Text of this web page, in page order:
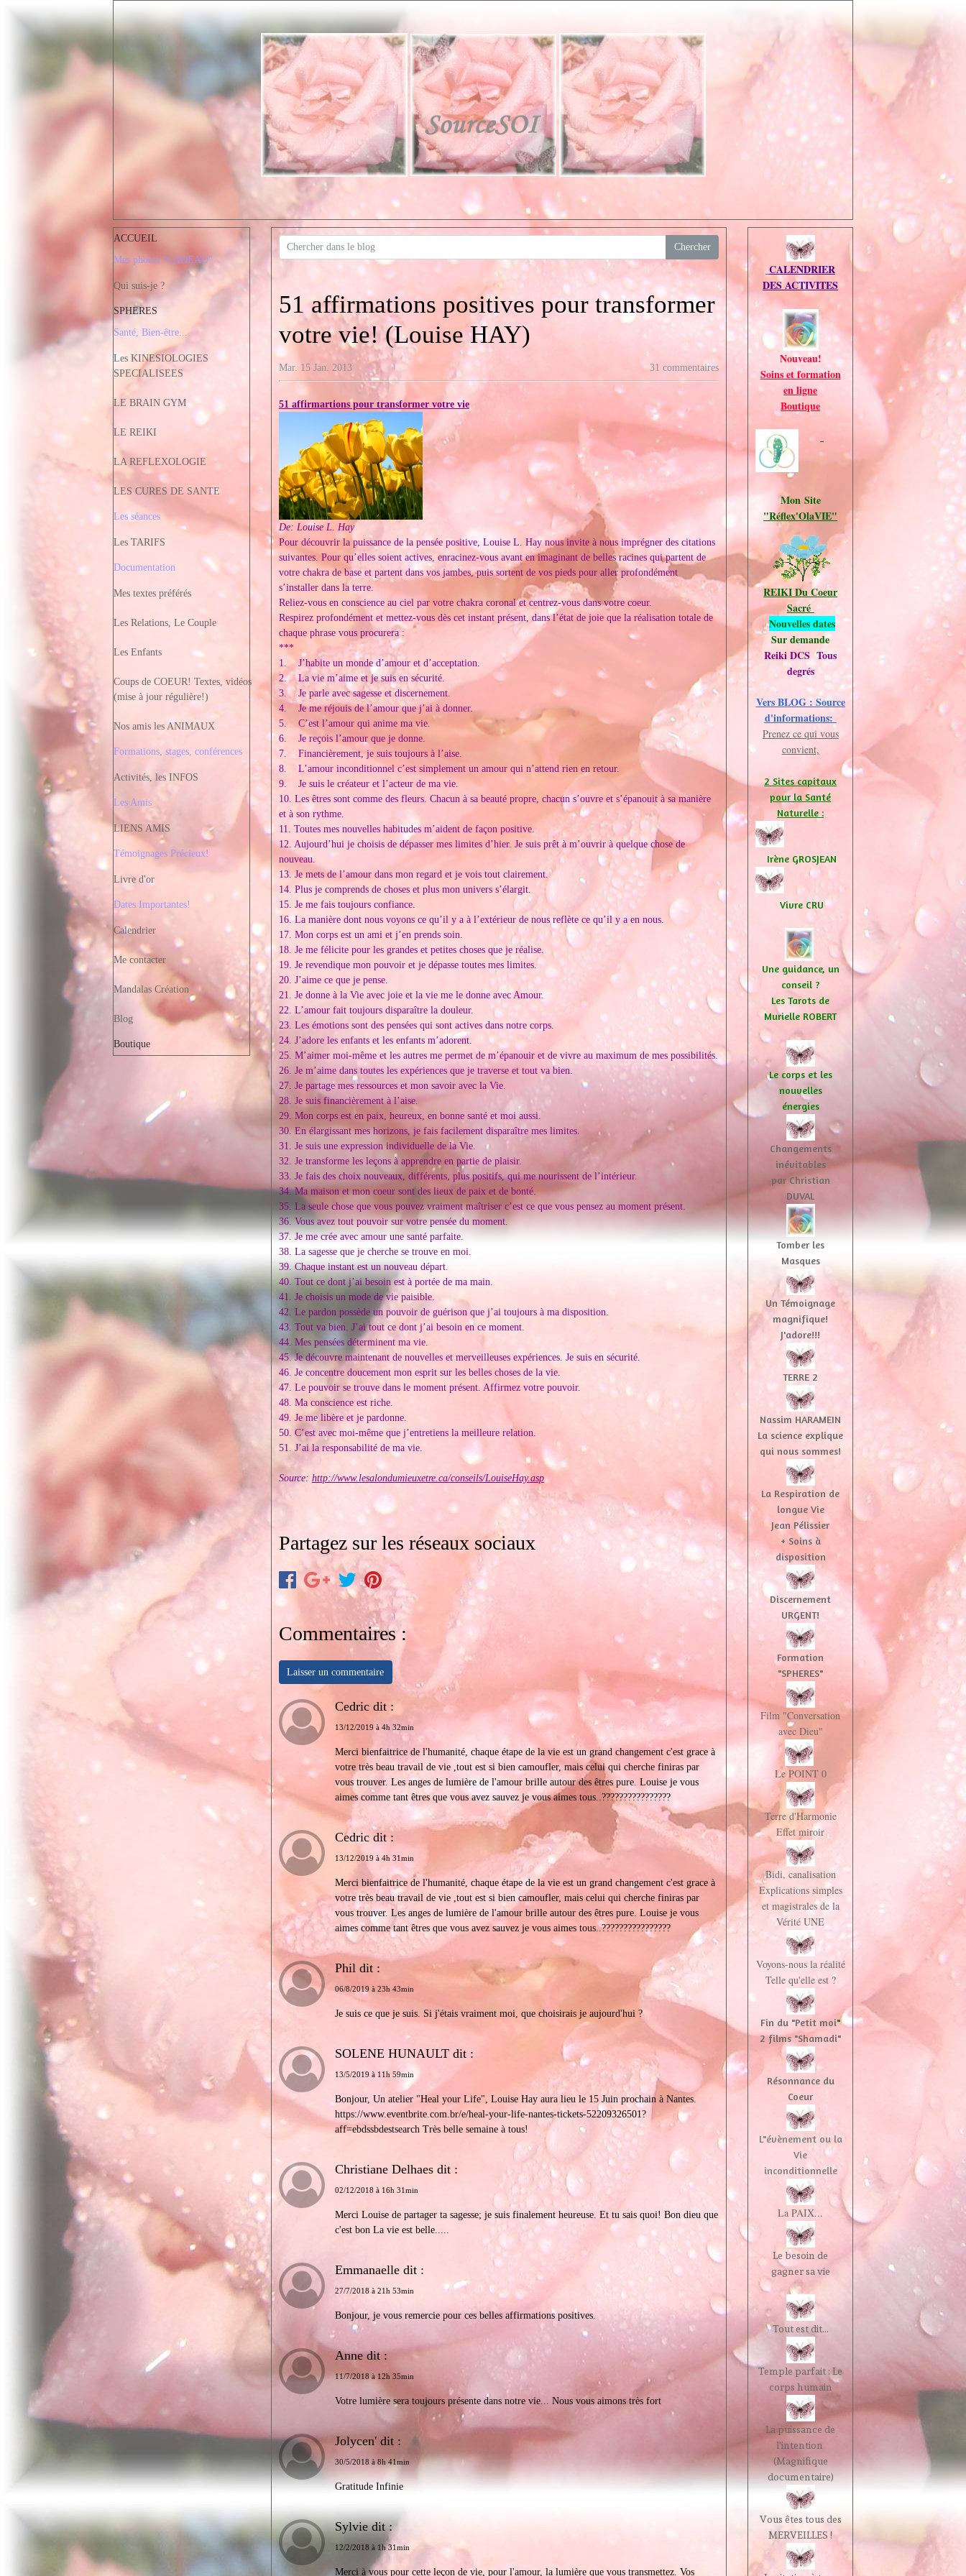
ACCUEIL
Mes photos "CADEAU"
Qui suis-je ?
SPHERES
Santé, Bien-être...
Les KINESIOLOGIES
SPECIALISEES
LE BRAIN GYM
LE REIKI
LA REFLEXOLOGIE
LES CURES DE SANTE
Les séances
Les TARIFS
Documentation
Mes textes préférés
Les Relations, Le Couple
Les Enfants
Coups de COEUR! Textes, vidéos
(mise à jour régulière!)
Nos amis les ANIMAUX
Formations, stages, conférences
Activités, les INFOS
Les Amis
LIENS AMIS
Témoignages Précieux!
Livre d'or
Dates Importantes!
Calendrier
Me contacter
Mandalas Création
Blog
Boutique
51 affirmations positives pour transformer
votre vie! (Louise HAY)
Mar. 15 Jan. 2013 31 commentaires
51 affirmartions pour transformer votre vie
De: Louise L. Hay
Pour découvrir la puissance de la pensée positive, Louise L. Hay nous invite à nous imprégner des citations
suivantes. Pour qu’elles soient actives, enracinez-vous avant en imaginant de belles racines qui partent de
votre chakra de base et partent dans vos jambes, puis sortent de vos pieds pour aller profondément
s’installer dans la terre.
Reliez-vous en conscience au ciel par votre chakra coronal et centrez-vous dans votre coeur.
Respirez profondément et mettez-vous dès cet instant présent, dans l’état de joie que la réalisation totale de
chaque phrase vous procurera :
***
1. J’habite un monde d’amour et d’acceptation.
2. La vie m’aime et je suis en sécurité.
3. Je parle avec sagesse et discernement.
4. Je me réjouis de l’amour que j’ai à donner.
5. C’est l’amour qui anime ma vie.
6. Je reçois l’amour que je donne.
7. Financièrement, je suis toujours à l’aise.
8. L’amour inconditionnel c’est simplement un amour qui n’attend rien en retour.
9. Je suis le créateur et l’acteur de ma vie.
10. Les êtres sont comme des fleurs. Chacun à sa beauté propre, chacun s’ouvre et s’épanouit à sa manière
et à son rythme.
11. Toutes mes nouvelles habitudes m’aident de façon positive.
12. Aujourd’hui je choisis de dépasser mes limites d’hier. Je suis prêt à m’ouvrir à quelque chose de
nouveau.
13. Je mets de l’amour dans mon regard et je vois tout clairement.
14. Plus je comprends de choses et plus mon univers s’élargit.
15. Je me fais toujours confiance.
16. La manière dont nous voyons ce qu’il y a à l’extérieur de nous reflète ce qu’il y a en nous.
17. Mon corps est un ami et j’en prends soin.
18. Je me félicite pour les grandes et petites choses que je réalise.
19. Je revendique mon pouvoir et je dépasse toutes mes limites.
20. J’aime ce que je pense.
21. Je donne à la Vie avec joie et la vie me le donne avec Amour.
22. L’amour fait toujours disparaître la douleur.
23. Les émotions sont des pensées qui sont actives dans notre corps.
24. J’adore les enfants et les enfants m’adorent.
25. M’aimer moi-même et les autres me permet de m’épanouir et de vivre au maximum de mes possibilités.
26. Je m’aime dans toutes les expériences que je traverse et tout va bien.
27. Je partage mes ressources et mon savoir avec la Vie.
28. Je suis financièrement à l’aise.
29. Mon corps est en paix, heureux, en bonne santé et moi aussi.
30. En élargissant mes horizons, je fais facilement disparaître mes limites.
31. Je suis une expression individuelle de la Vie.
32. Je transforme les leçons à apprendre en partie de plaisir.
33. Je fais des choix nouveaux, différents, plus positifs, qui me nourissent de l’intérieur.
34. Ma maison et mon coeur sont des lieux de paix et de bonté.
35. La seule chose que vous pouvez vraiment maîtriser c’est ce que vous pensez au moment présent.
36. Vous avez tout pouvoir sur votre pensée du moment.
37. Je me crée avec amour une santé parfaite.
38. La sagesse que je cherche se trouve en moi.
39. Chaque instant est un nouveau départ.
40. Tout ce dont j’ai besoin est à portée de ma main.
41. Je choisis un mode de vie paisible.
42. Le pardon possède un pouvoir de guérison que j’ai toujours à ma disposition.
43. Tout va bien. J’ai tout ce dont j’ai besoin en ce moment.
44. Mes pensées déterminent ma vie.
45. Je découvre maintenant de nouvelles et merveilleuses expériences. Je suis en sécurité.
46. Je concentre doucement mon esprit sur les belles choses de la vie.
47. Le pouvoir se trouve dans le moment présent. Affirmez votre pouvoir.
48. Ma conscience est riche.
49. Je me libère et je pardonne.
50. C’est avec moi-même que j’entretiens la meilleure relation.
51. J’ai la responsabilité de ma vie.
Source: http://www.lesalondumieuxetre.ca/conseils/LouiseHay.asp
Partagez sur les réseaux sociaux
Commentaires :
Laisser un commentaire
Cedric dit :
13/12/2019 à 4h 32min
Merci bienfaitrice de l'humanité, chaque étape de la vie est un grand changement c'est grace à
votre très beau travail de vie ,tout est si bien camoufler, mais celui qui cherche finiras par
vous trouver. Les anges de lumière de l'amour brille autour des êtres pure. Louise je vous
aimes comme tant êtres que vous avez sauvez je vous aimes tous..????????????????
Cedric dit :
13/12/2019 à 4h 31min
Merci bienfaitrice de l'humanité, chaque étape de la vie est un grand changement c'est grace à
votre très beau travail de vie ,tout est si bien camoufler, mais celui qui cherche finiras par
vous trouver. Les anges de lumière de l'amour brille autour des êtres pure. Louise je vous
aimes comme tant êtres que vous avez sauvez je vous aimes tous..????????????????
Phil dit :
06/8/2019 à 23h 43min
Je suis ce que je suis. Si j'étais vraiment moi, que choisirais je aujourd'hui ?
SOLENE HUNAULT dit :
13/5/2019 à 11h 59min
Bonjour, Un atelier "Heal your Life", Louise Hay aura lieu le 15 Juin prochain à Nantes.
https://www.eventbrite.com.br/e/heal-your-life-nantes-tickets-52209326501?
aff=ebdssbdestsearch Très belle semaine à tous!
Christiane Delhaes dit :
02/12/2018 à 16h 31min
Merci Louise de partager ta sagesse; je suis finalement heureuse. Et tu sais quoi! Bon dieu que
c'est bon La vie est belle.....
Emmanaelle dit :
27/7/2018 à 21h 53min
Bonjour, je vous remercie pour ces belles affirmations positives.
Anne dit :
11/7/2018 à 12h 35min
Votre lumière sera toujours présente dans notre vie... Nous vous aimons très fort
Jolycen' dit :
30/5/2018 à 8h 41min
Gratitude Infinie
Sylvie dit :
12/2/2018 à 1h 31min
Merci à vous pour cette leçon de vie, pour l'amour, la lumière que vous transmettez. Vos
CALENDRIER
DES ACTIVITES
Nouveau!
Soins et formation
en ligne
Boutique
Mon Site
"Réflex'OlaVIE"
REIKI Du Coeur
Sacré
Nouvelles dates
Sur demande
Reiki DCS Tous
degrés
Vers BLOG : Source
d'informations:
Prenez ce qui vous
convient,
2 Sites capitaux
pour la Santé
Naturelle :
Irène GROSJEAN
Vivre CRU
Une guidance, un
conseil ?
Les Tarots de
Murielle ROBERT
Le corps et les
nouvelles
énergies
Changements
inévitables
par Christian
DUVAL
Tomber les
Masques
Un Témoignage
magnifique!
J'adore!!!
TERRE 2
Nassim HARAMEIN
La science explique
qui nous sommes!
La Respiration de
longue Vie
Jean Pélissier
+ Soins à
disposition
Discernement
URGENT!
Formation
"SPHERES"
Film "Conversation
avec Dieu"
Le POINT 0
Terre d'Harmonie
Effet miroir
Bidi, canalisation
Explications simples
et magistrales de la
Vérité UNE
Voyons-nous la réalité
Telle qu'elle est ?
Fin du "Petit moi"
2 films "Shamadi"
Résonnance du
Coeur
L"évènement ou la
Vie
inconditionnelle
La PAIX...
Le besoin de
gagner sa vie
Tout est dit...
Temple parfait : Le
corps humain
La puissance de
l'intention
(Magnifique
documentaire)
Vous êtes tous des
MERVEILLES !